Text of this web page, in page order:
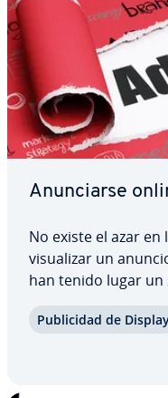
Anu­n­ciar­se
No existe el azar
vi­sua­li­zar un
han tenido lugar
cia­les in­vi­si­bles al
llamada compra
Pu­bli­ci­dad de